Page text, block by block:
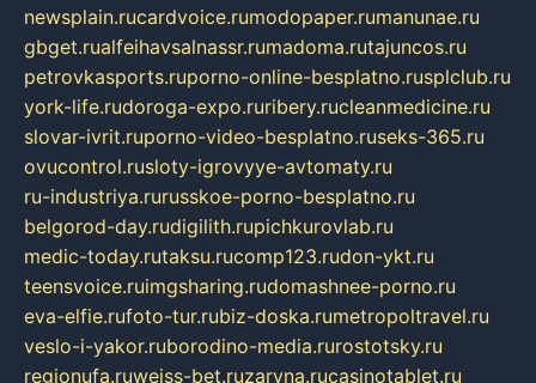
newsplain.rucardvoice.rumodopaper.rumanunae.ru
gbget.rualfeihavsalnassr.rumadoma.rutajuncos.ru
petrovkasports.ruporno-online-besplatno.rusplclub.ru
york-life.rudoroga-expo.ruribery.rucleanmedicine.ru
slovar-ivrit.ruporno-video-besplatno.ruseks-365.ru
ovucontrol.rusloty-igrovyye-avtomaty.ru
ru-industriya.rurusskoe-porno-besplatno.ru
belgorod-day.rudigilith.rupichkurovlab.ru
medic-today.rutaksu.rucomp123.rudon-ykt.ru
teensvoice.ruimgsharing.rudomashnee-porno.ru
eva-elfie.rufoto-tur.rubiz-doska.rumetropoltravel.ru
veslo-i-yakor.ruborodino-media.rurostotsky.ru
regionufa.ruweiss-bet.ruzaryna.rucasinotablet.ru